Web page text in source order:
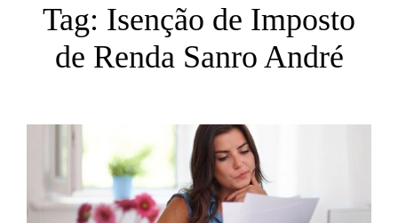
Tag: Isenção de Imposto
de Renda Sanro André